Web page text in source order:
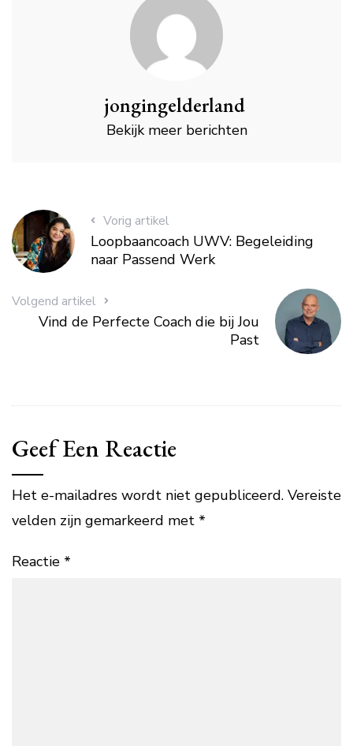
jongingelderland
Bekijk meer berichten
Vorig artikel
Loopbaancoach UWV: Begeleiding
naar Passend Werk
Volgend artikel
Vind de Perfecte Coach die bij Jou
Past
Geef Een Reactie
Het e-mailadres wordt niet gepubliceerd. Vereiste
velden zijn gemarkeerd met *
Reactie *